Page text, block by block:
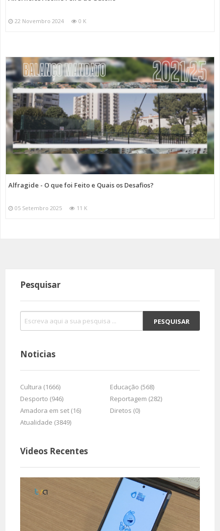
22 Novembro 2024 0 K
Alfragide - O que foi Feito e Quais os Desafios?
05 Setembro 2025 11 K
Pesquisar
Noticias
Cultura (1666)
Educação (568)
Desporto (946)
Reportagem (282)
Amadora em set (16)
Diretos (0)
Atualidade (3849)
Videos Recentes